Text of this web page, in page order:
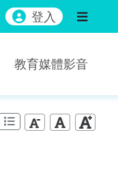
登入
教育媒體影音